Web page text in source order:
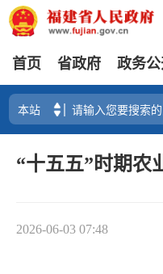
首页 省政府 政务
“十五五”时期农
2026-06-03 07:48